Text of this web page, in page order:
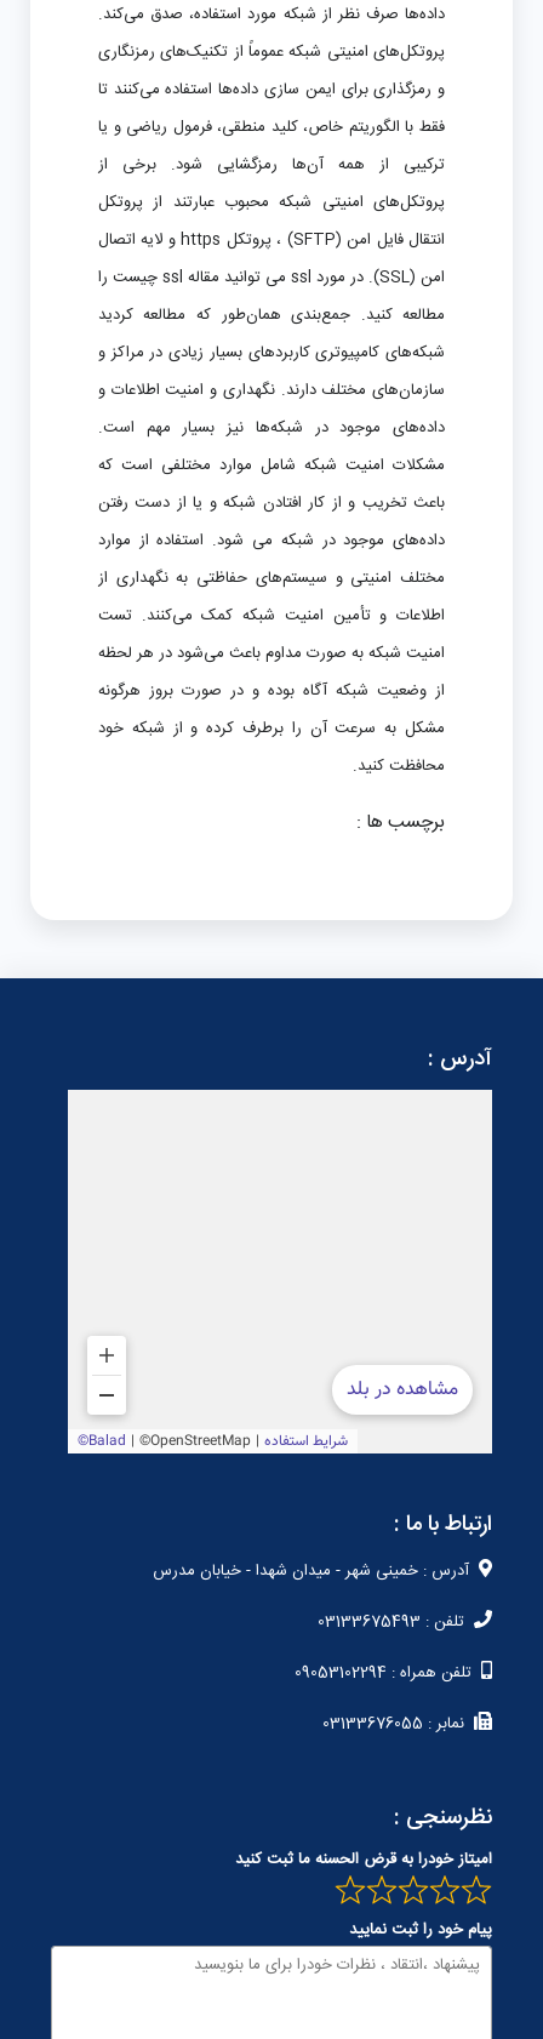
داده‌ها صرف نظر از شبکه مورد استفاده، صدق می‌کند.
پروتکل‌های امنیتی شبکه عموماً از تکنیک‌های رمزنگاری
و رمزگذاری برای ایمن سازی داده‌ها استفاده می‌کنند تا
فقط با الگوریتم خاص، کلید منطقی، فرمول ریاضی و یا
ترکیبی از همه آن‌ها رمزگشایی شود. برخی از
پروتکل‌های امنیتی شبکه محبوب عبارتند از پروتکل
انتقال فایل امن (SFTP) ، پروتکل https و لایه اتصال
امن (SSL). در مورد ssl می توانید مقاله ssl چیست را
مطالعه کنید. جمع‌بندی همان‌طور که مطالعه کردید
شبکه‌های کامپیوتری کاربردهای بسیار زیادی در مراکز و
سازمان‌های مختلف دارند. نگهداری و امنیت اطلاعات و
داده‌های موجود در شبکه‌ها نیز بسیار مهم است.
مشکلات امنیت شبکه شامل موارد مختلفی است که
باعث تخریب و از کار افتادن شبکه و یا از دست رفتن
داده‌های موجود در شبکه می شود. استفاده از موارد
مختلف امنیتی و سیستم‌های حفاظتی به نگهداری از
اطلاعات و تأمین امنیت شبکه کمک می‌کنند. تست
امنیت شبکه به صورت مداوم باعث می‌شود در هر لحظه
از وضعیت شبکه آگاه بوده و در صورت بروز هرگونه
مشکل به سرعت آن را برطرف کرده و از شبکه خود
محافظت کنید.
برچسب ها :
آدرس :
ارتباط با ما :
آدرس : خمینی شهر - میدان شهدا - خیابان مدرس
تلفن : 03133675493
تلفن همراه : 09053102294
نمابر : 03133676055
نظرسنجی :
امیتاز خودرا به قرض الحسنه ما ثبت کنید
پیام خود را ثبت نمایید